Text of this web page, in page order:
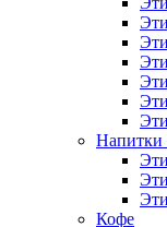
Напитки
Кофе